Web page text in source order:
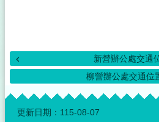
新營辦公處交通
柳營辦公處交通位
:::
更新日期： 115-08-07